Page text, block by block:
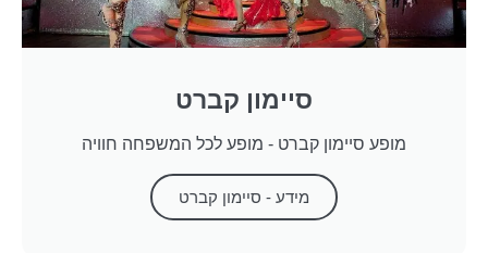
סיימון קברט
מופע סיימון קברט - מופע לכל המשפחה חוויה
מידע - סיימון קברט